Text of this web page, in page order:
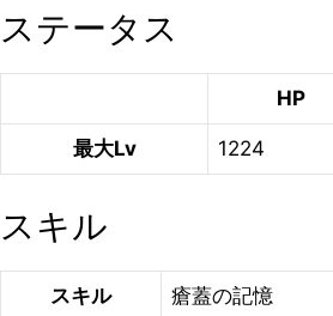
ステータス
HP
最大Lv 1224
スキル
スキル 瘡蓋の記憶